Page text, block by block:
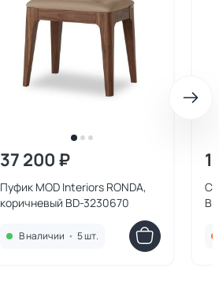
37 200 ₽
Пуфик MOD Interiors RONDA,
коричневый BD-3230670
В наличии • 5 шт.